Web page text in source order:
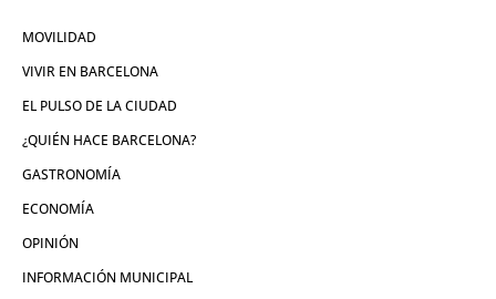
MOVILIDAD
VIVIR EN BARCELONA
EL PULSO DE LA CIUDAD
¿QUIÉN HACE BARCELONA?
GASTRONOMÍA
ECONOMÍA
OPINIÓN
INFORMACIÓN MUNICIPAL